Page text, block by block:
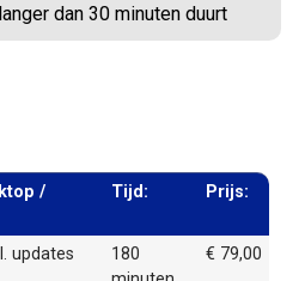
dan 30 minuten duurt
/
Tijd: Prijs:
updates
180
€ 79,00